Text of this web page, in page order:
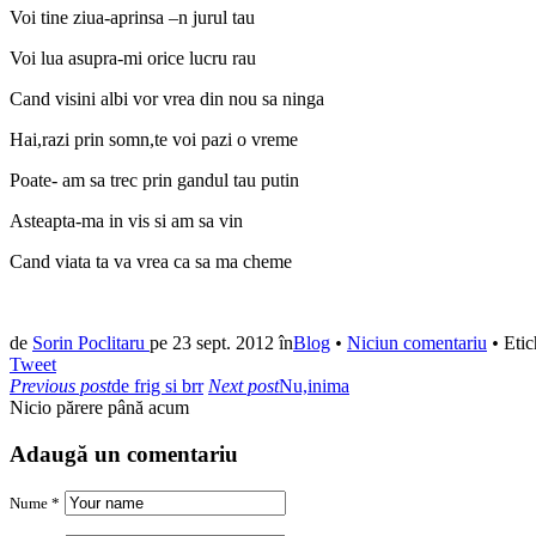
Voi tine ziua-aprinsa –n jurul tau
Voi lua asupra-mi orice lucru rau
Cand visini albi vor vrea din nou sa ninga
Hai,razi prin somn,te voi pazi o vreme
Poate- am sa trec prin gandul tau putin
Asteapta-ma in vis si am sa vin
Cand viata ta va vrea ca sa ma cheme
de Sorin Poclitaru pe 23 sept. 2012înBlog • Niciun comentariu •
Tweet
Previous postde frig si brr Next postNu,inima
Nicio părere până acum
Adaugă un comentariu
Nume *